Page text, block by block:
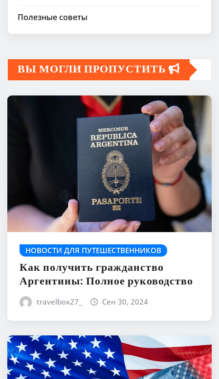
Полезные советы
ВЫ МОГЛИ ПРОПУСТИТЬ
НОВОСТИ ДЛЯ ПУТЕШЕСТВЕННИКОВ
Как получить гражданство
Аргентины: Полное руководство
travelbox27_ Сен 30, 2024